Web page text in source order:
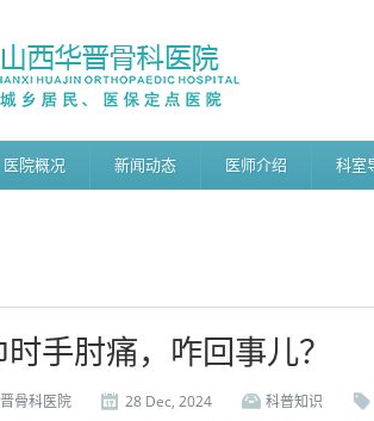
医院概况 新闻动态 医师介绍 科室
手肘痛，咋回事儿？
骨科医院 28 Dec, 2024 科普知识